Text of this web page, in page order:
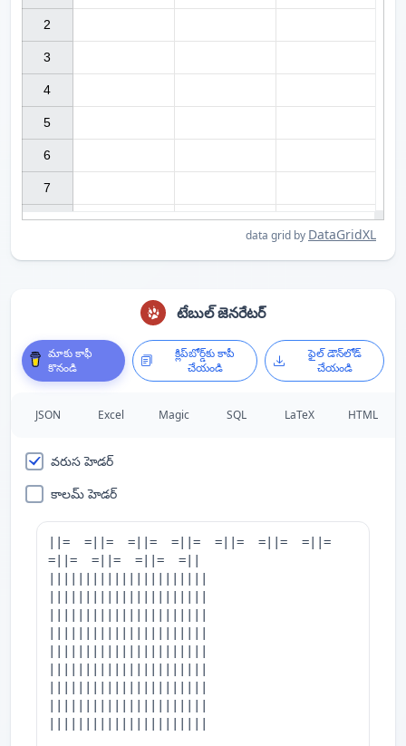
data grid by DataGridXL
2
3
4
5
6
7
టేబుల్ జెనరేటర్
మాకు కాఫీ
కొనండి
క్లిప్‌బోర్డ్‌కు కాపీ
చేయండి
ఫైల్ డౌన్‌లోడ్
చేయండి
JSON Excel Magic SQL LaTeX HTML
వరుస హెడర్
కాలమ్ హెడర్